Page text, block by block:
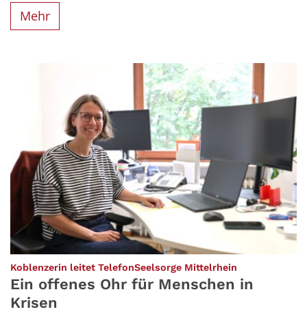
Mehr
Koblenzerin leitet TelefonSeelsorge Mittelrhein
Ein offenes Ohr für Menschen in
Krisen